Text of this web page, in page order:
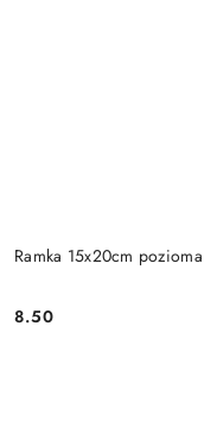
Ramka 15x20cm pozioma
Cena:
8.50